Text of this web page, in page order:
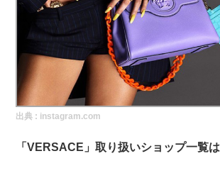
実録！海外ショップで買ってみた！
海外SHOP LIST
パーソナルショッパー指南書
出典 : instagram.com
「VERSACE 」取り扱いショップ一覧は